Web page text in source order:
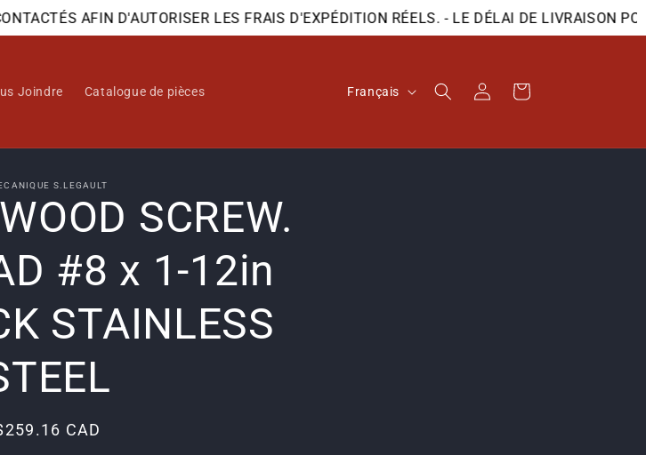
AFIN D'AUTORISER LES FRAIS D'EXPÉDITION RÉELS. - LE DÉLAI DE LIVRAISON
Joindre Catalogue de pièces
L
n
Français ConnexionPanier
S.LEGAULT
SCREW.
#8 x 1-12in
STAINLESS
CAD